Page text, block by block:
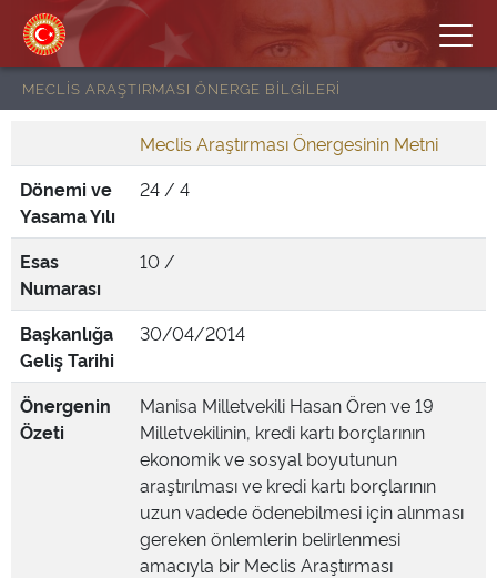
MECLİS ARAŞTIRMASI ÖNERGE BİLGİLERİ
Meclis Araştırması Önergesinin Metni
Dönemi ve
Yasama Yılı
24 / 4
Esas
Numarası
10 /
Başkanlığa
Geliş Tarihi
30/04/2014
Önergenin
Özeti
Manisa Milletvekili Hasan Ören ve 19
Milletvekilinin, kredi kartı borçlarının
ekonomik ve sosyal boyutunun
araştırılması ve kredi kartı borçlarının
uzun vadede ödenebilmesi için alınması
gereken önlemlerin belirlenmesi
amacıyla bir Meclis Araştırması